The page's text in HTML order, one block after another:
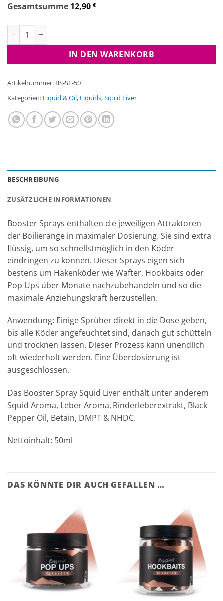
Gesamtsumme 12,90 €
Booster Spray - Squid Liver Menge
IN DEN WARENKORB
Artikelnummer: BS-SL-50
Kategorien: Liquid & Oil, Liquids,Squid Liver
BESCHREIBUNG
ZUSÄTZLICHE INFORMATIONEN
Booster Sprays enthalten die jeweiligen Attraktoren
der Boilierange in maximaler Dosierung. Sie sind extra
flüssig, um so schnellstmöglich in den Köder
eindringen zu können. Dieser Sprays eigen sich
bestens um Hakenköder wie Wafter, Hookbaits oder
Pop Ups über Monate nachzubehandeln und so die
maximale Anziehungskraft herzustellen.
Anwendung: Einige Sprüher direkt in die Dose geben,
bis alle Köder angefeuchtet sind, danach gut schütteln
und trocknen lassen. Dieser Prozess kann unendlich
oft wiederholt werden. Eine Überdosierung ist
ausgeschlossen.
Das Booster Spray Squid Liver enthält unter anderem
Squid Aroma, Leber Aroma, Rinderleberextrakt, Black
Pepper Oil, Betain, DMPT & NHDC.
Nettoinhalt: 50ml
DAS KÖNNTE DIR AUCH GEFALLEN …